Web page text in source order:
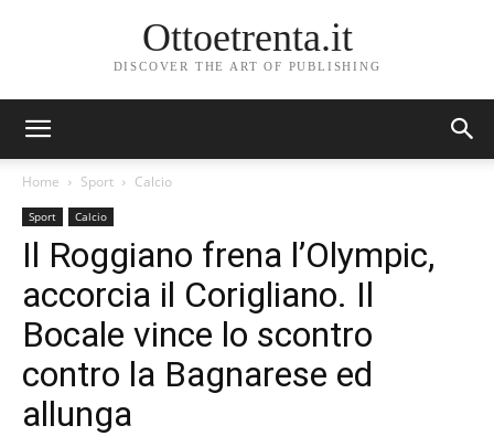
Ottoetrenta.it
DISCOVER THE ART OF PUBLISHING
Home Sport Calcio
Sport Calcio
Il Roggiano frena l’Olympic,
accorcia il Corigliano. Il
Bocale vince lo scontro
contro la Bagnarese ed
allunga